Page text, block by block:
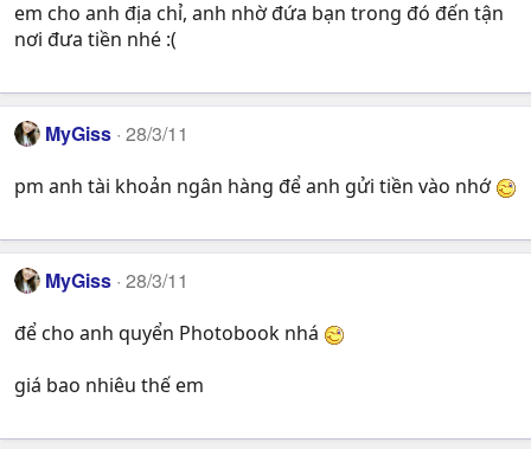
em cho anh địa chỉ, anh nhờ đứa bạn trong đó đến tận
nơi đưa tiền nhé :(
MyGiss 28/3/11
pm anh tài khoản ngân hàng để anh gửi tiền vào nhớ
MyGiss 28/3/11
để cho anh quyển Photobook nhá
giá bao nhiêu thế em